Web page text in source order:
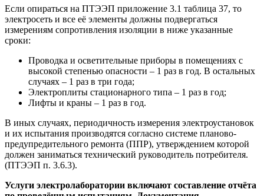
Если опираться на ПТЭЭП приложение 3.1 таблица 37, то
электросеть и все её элементы должны подвергаться
измерениям сопротивления изоляции в ниже указанные
сроки:
Проводка и осветительные приборы в помещениях с
высокой степенью опасности – 1 раз в год. В остальных
случаях – 1 раз в три года;
Электроплиты стационарного типа – 1 раз в год;
Лифты и краны – 1 раз в год.
В иных случаях, периодичность измерения электроустановок
и их испытания производятся согласно системе планово-
предупредительного ремонта (ППР), утверждением которой
должен заниматься технический руководитель потребителя.
(ПТЭЭП п. 3.6.3).
Услуги электролаборатории включают составление отчёта